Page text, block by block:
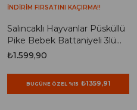
Salıncaklı Hayvanlar Püsküllü
Pike Bebek Battaniyeli 3lü
Alt Açma Seti
₺1.599,90
BUGÜNE ÖZEL %15 ₺1359,91
İNDİRİM FIRSATINI KAÇIRMA!!